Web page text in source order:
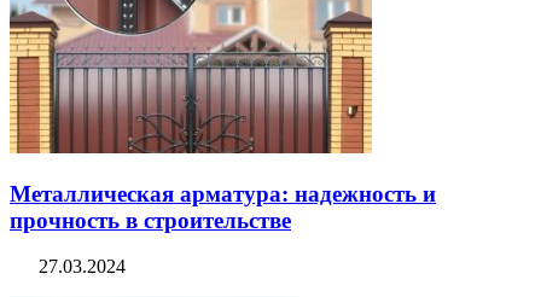
Металлическая арматура: надежность и
прочность в строительстве
27.03.2024